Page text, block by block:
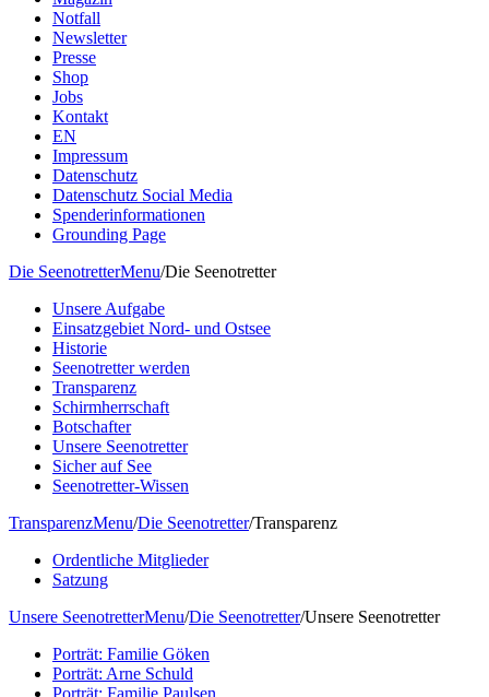
Notfall
Newsletter
Presse
Shop
Jobs
Kontakt
EN
Impressum
Datenschutz
Datenschutz Social Media
Spenderinformationen
Grounding Page
Die SeenotretterMenu/Die Seenotretter
Unsere Aufgabe
Einsatzgebiet Nord- und Ostsee
Historie
Seenotretter werden
Transparenz
Schirmherrschaft
Botschafter
Unsere Seenotretter
Sicher auf See
Seenotretter-Wissen
TransparenzMenu/Die Seenotretter/Transparenz
Ordentliche Mitglieder
Satzung
Unsere SeenotretterMenu/Die Seenotretter/Unsere Seenotretter
Porträt: Familie Göken
Porträt: Arne Schuld
Porträt: Familie Paulsen